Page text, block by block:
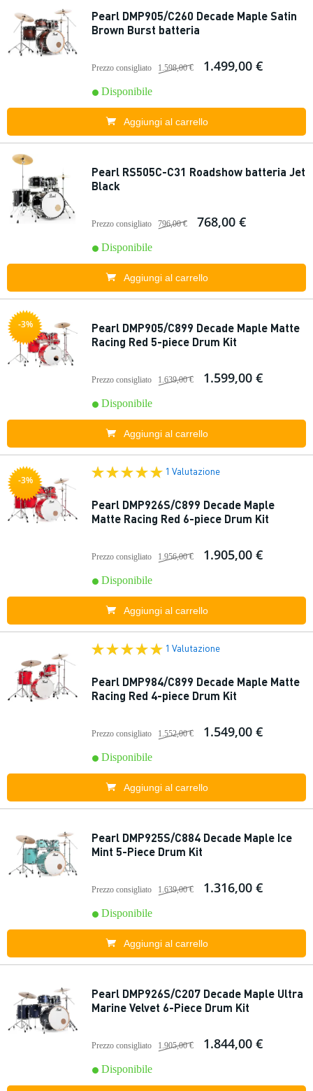
Pearl DMP905/C260 Decade Maple Satin
Brown Burst batteria
Prezzo consigliato 1.598,00 € 1.499,00 €
Disponibile
Aggiungi al carrello
Pearl RS505C-C31 Roadshow batteria Jet
Black
Prezzo consigliato 796,00 € 768,00 €
Disponibile
Aggiungi al carrello
-3%
Pearl DMP905/C899 Decade Maple Matte
Racing Red 5-piece Drum Kit
Prezzo consigliato 1.639,00 € 1.599,00 €
Disponibile
Aggiungi al carrello
-3%
1 Valutazione
Pearl DMP926S/C899 Decade Maple
Matte Racing Red 6-piece Drum Kit
Prezzo consigliato 1.956,00 € 1.905,00 €
Disponibile
Aggiungi al carrello
1 Valutazione
Pearl DMP984/C899 Decade Maple Matte
Racing Red 4-piece Drum Kit
Prezzo consigliato 1.552,00 € 1.549,00 €
Disponibile
Aggiungi al carrello
Pearl DMP925S/C884 Decade Maple Ice
Mint 5-Piece Drum Kit
Prezzo consigliato 1.639,00 € 1.316,00 €
Disponibile
Aggiungi al carrello
Pearl DMP926S/C207 Decade Maple Ultra
Marine Velvet 6-Piece Drum Kit
Prezzo consigliato 1.905,00 € 1.844,00 €
Disponibile